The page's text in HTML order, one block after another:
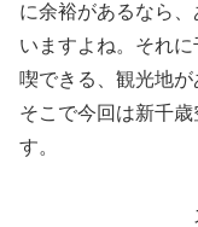
に余裕があるなら
いますよね。それ
喫できる、観光地が
そこで今回は新千
す。